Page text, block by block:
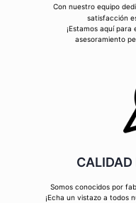
Con nuestro equipo
satisfacción
¡Estamos aquí
asesoramiento
CALIDAD
Somos conocidos por
¡Echa un vistazo a todos